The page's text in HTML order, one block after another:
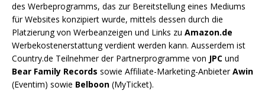
des Werbeprogramms, das zur Bereitstellung eines Mediums
für Websites konzipiert wurde, mittels dessen durch die
Platzierung von Werbeanzeigen und Links zu Amazon.de
Werbekostenerstattung verdient werden kann. Ausserdem ist
Country.de Teilnehmer der Partnerprogramme von JPC und
Bear Family Records sowie Affiliate-Marketing-AnbieterAwin
(Eventim) sowie Belboon (MyTicket).